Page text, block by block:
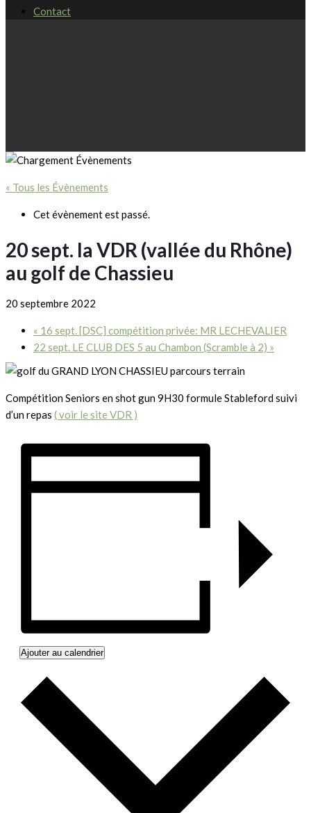
Contact
« Tous les Évènements
Cet évènement est passé.
20 sept. la VDR (vallée du Rhône)
au golf de Chassieu
20 septembre 2022
« 16 sept. [DSC] compétition privée: MR LECHEVALIER
22 sept. LE CLUB DES 5 au Chambon (Scramble à 2) »
Compétition Seniors en shot gun 9H30 formule Stableford suivi
d’un repas ( voir le site VDR )
Ajouter au calendrier